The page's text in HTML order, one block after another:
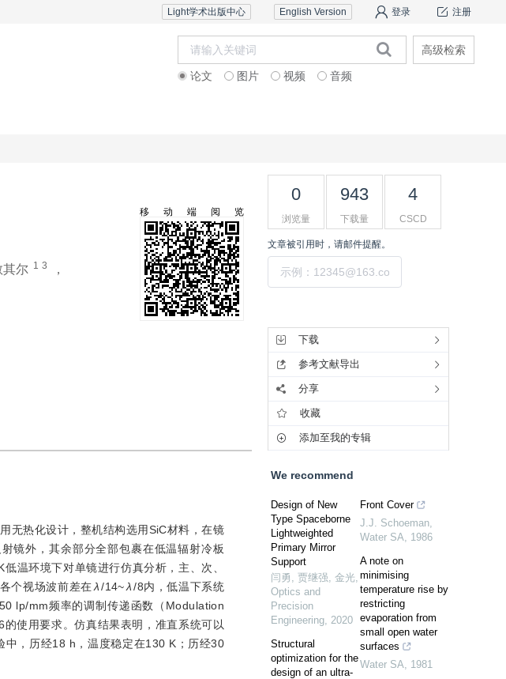
注册
登录
English Version
Light学术出版中心
论文 图片 视频 音频
高级检索
其尔 1 3
，
移动端阅览
无热化设计，整机结构选用SiC材料，在镜
镜外，其余部分全部包裹在低温辐射冷板
温环境下对单镜进行仿真分析，主、次、
个视场波前差在λ/14~λ/8内，低温下系统
lp/mm频率的调制传递函数（Modulation
使用要求。仿真结果表明，准直系统可以
中，历经18 h，温度稳定在130 K；历经30
0
浏览量
943
下载量
4
CSCD
文章被引用时，请邮件提醒。
下载
参考文献导出
分享
收藏
添加至我的专辑
We recommend
Design of New
Type Spaceborne
Lightweighted
Primary Mirror
Support
闫勇, 贾继强, 金光,
Optics and
Precision
Engineering, 2020
Structural
optimization for the
design of an ultra-
Front Cover
J.J. Schoeman,
Water SA, 1986
A note on
minimising
temperature rise by
restricting
evaporation from
small open water
surfaces
Water SA, 1981